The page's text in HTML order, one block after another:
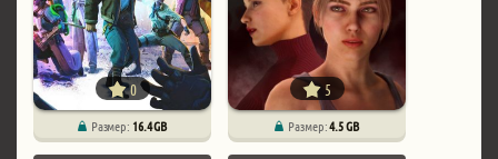
0
Размер: 16.4 GB
5
Размер:4.5 GB